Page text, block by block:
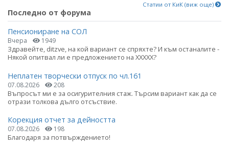
Статии от КиК (виж още)
Последно от форума
Пенсиониране на СОЛ
Вчера 1949
Здравейте, ditzve, на кой вариант се спряхте? И към останалите -
Някой опитвал ли е предложението на ХХХХХ?
Неплатен творчески отпуск по чл.161
07.08.2026 208
Въпросът ми е за осигурителния стаж. Търсим вариант как да се
отрази толкова дълго отсъствие.
Корекция отчет за дейността
07.08.2026 198
Благодаря за потвърждението!